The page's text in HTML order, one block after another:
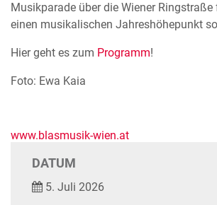
Musikparade über die Wiener Ringstraße
einen musikalischen Jahreshöhepunkt
Hier geht es zum Programm!
Foto: Ewa Kaia
www.blasmusik-wien.at
DATUM
5. Juli 2026